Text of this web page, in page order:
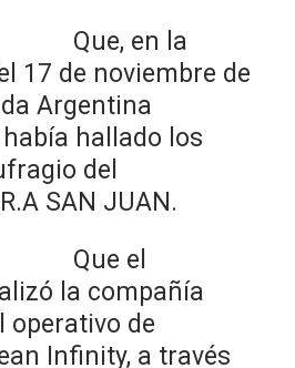
en la
17 de noviembre de
Argentina
hallado los
del
SAN JUAN.
el
la compañía
operativo de
Infinity, a través